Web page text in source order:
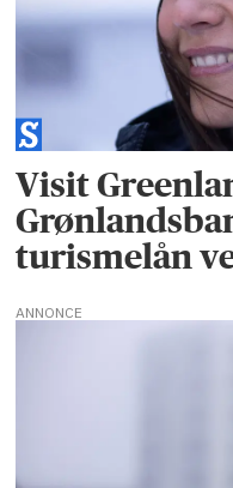
Visit
turismelån
ANNONCE